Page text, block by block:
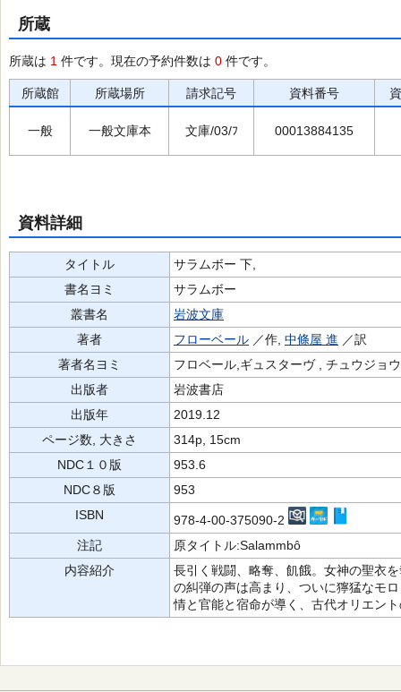
所蔵
所蔵は 1 件です。現在の予約件数は 0 件です。
所蔵館 所蔵場所 請求記号 資料番号
一般 一般文庫本 文庫/03/ﾌ 00013884135
資料詳細
タイトル
サラムボー 下,
書名ヨミ
サラムボー
叢書名
岩波文庫
著者
フローベール ／作, 中條屋 進 ／訳
著者名ヨミ
フロベール,ギュスターヴ , チュウジョ
出版者
岩波書店
出版年
2019.12
ページ数, 大きさ
314p, 15cm
NDC１０版
953.6
NDC８版
953
ISBN
978-4-00-375090-2
注記
原タイトル:Salammbô
内容紹介
長引く戦闘、略奪、飢餓。女神の聖衣
の糾弾の声は高まり、ついに獰猛なモ
情と官能と宿命が導く、古代オリエン